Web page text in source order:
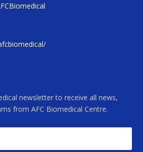
newsletter to receive all news,
from AFC Biomedical Centre.